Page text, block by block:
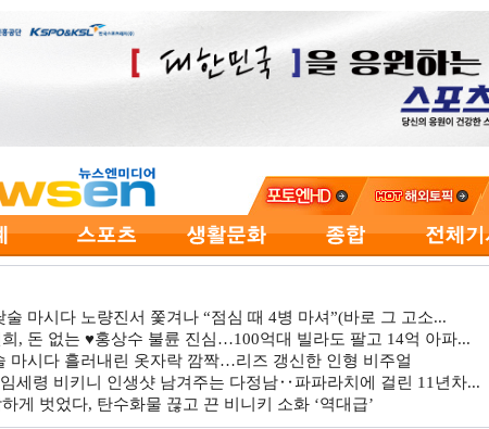
술 마시다 노량진서 쫓겨나 “점심 때 4병 마셔”(바로 그 고소...
, 돈 없는 ♥홍상수 불륜 진심…100억대 빌라도 팔고 14억 아파...
마시다 흘러내린 옷자락 깜짝…리즈 갱신한 인형 비주얼
세령 비키니 인생샷 남겨주는 다정남‥파파라치에 걸린 11년차...
게 벗었다, 탄수화물 끊고 끈 비니키 소화 ‘역대급’